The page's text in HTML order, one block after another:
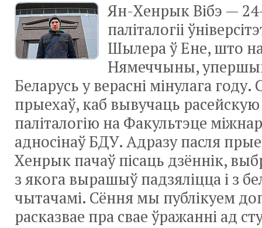
Ян-Хенрык Вібэ —
паліталогіі
Шылера ў Ене, што
Нямеччыны,
Беларусь у верасні мінулага
прыехаў, каб вывучаць расейскую
паліталогію на Факультэце
адносінаў БДУ. Адразу пасля
Хенрык пачаў пісаць дзённік,
з якога вырашыў падзяліцца і з
чытачамі. Сёння мы публікуем
расказвае пра свае ўражанні ад